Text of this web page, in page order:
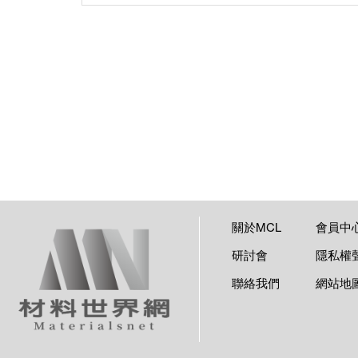
關於MCL
會員中
研討會
隱私權
聯絡我們
網站地